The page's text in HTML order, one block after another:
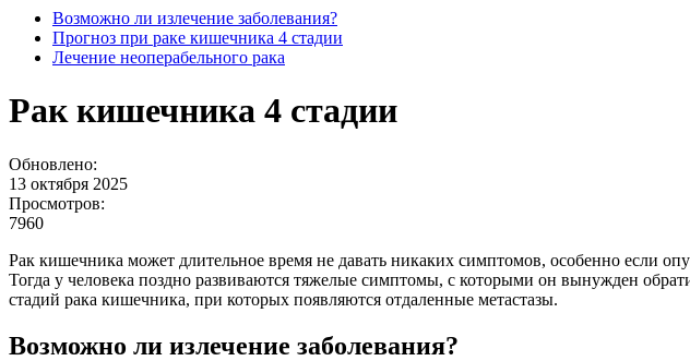
Возможно ли излечение заболевания?
Прогноз при раке кишечника 4 стадии
Лечение неоперабельного рака
Рак кишечника 4 стадии
Обновлено:
13 октября 2025
Просмотров:
7960
Рак кишечника может длительное время не давать никаких симптомов, особенно если
Тогда у человека поздно развиваются тяжелые симптомы, с которыми он вынужден
стадий рака кишечника, при которых появляются отдаленные метастазы.
Возможно ли излечение заболевания?